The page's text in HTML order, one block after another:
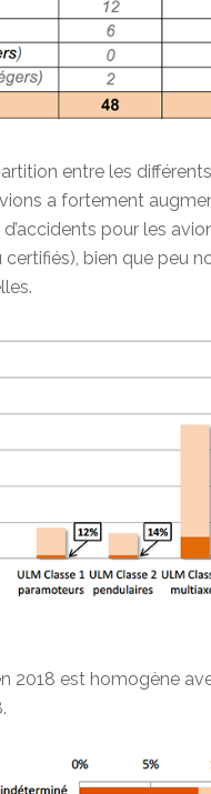
entre les
a fortement
pour les
bien que peu
2018 est homogène